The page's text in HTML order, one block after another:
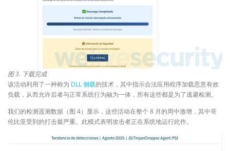
图 3. 下载完成
该活动利用了一种称为 DLL 侧载的技术，其中指示合法应用程序加载恶意有效
负载，从而允许后者与正常系统行为融为一体，所有这些都是为了逃避检测。
我们的检测遥测数据（图 4）显示，这些活动在整个 8 月的周中激增，其中哥
伦比亚受到的打击最严重。此模式表明攻击者正在系统地运行此作。